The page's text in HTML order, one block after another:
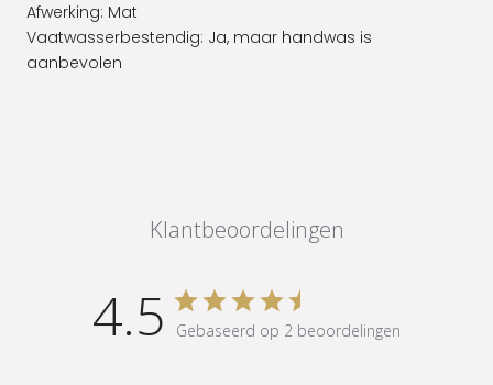
Afwerking: Mat
Vaatwasserbestendig: Ja, maar handwas is
aanbevolen
Klantbeoordelingen
4.5 Gebaseerd op 2 beoordelingen